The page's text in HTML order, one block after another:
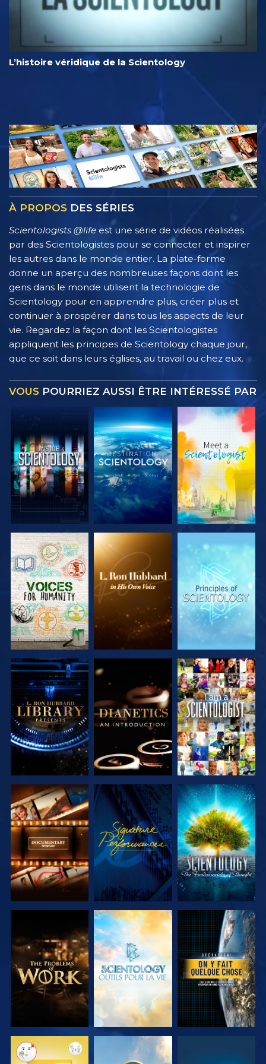
L’histoire véridique de la Scientology
À PROPOS DES SÉRIES
Scientologists @life est une série de vidéos réalisées
par des Scientologistes pour se connecter et inspirer
les autres dans le monde entier. La plate-forme
donne un aperçu des nombreuses façons dont les
gens dans le monde utilisent la technologie de
Scientology pour en apprendre plus, créer plus et
continuer à prospérer dans tous les aspects de leur
vie. Regardez la façon dont les Scientologistes
appliquent les principes de Scientology chaque jour,
que ce soit dans leurs églises, au travail ou chez eux.
VOUS POURRIEZ AUSSI ÊTRE INTÉRESSÉ PAR
DÉCOUVRIR
LES SÉRIES
DÉCOUVRIR
LES SÉRIES
DÉCOUVRIR
LES SÉRIES
DÉCOUVRIR
LES SÉRIES
DÉCOUVRIR
LES SÉRIES
REGARDER
DÉCOUVRIR
LES SÉRIES
REGARDER
DÉCOUVRIR
LES SÉRIES
DÉCOUVRIR
LES SÉRIES
DÉCOUVRIR
LES SÉRIES
REGARDER